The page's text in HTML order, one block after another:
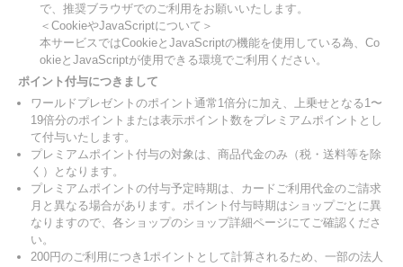
で、推奨ブラウザでのご利用をお願いいたします。
＜CookieやJavaScriptについて＞
本サービスではCookieとJavaScriptの機能を使用している為、Co
okieとJavaScriptが使用できる環境でご利用ください。
ポイント付与につきまして
ワールドプレゼントのポイント通常1倍分に加え、上乗せとなる1〜
19倍分のポイントまたは表示ポイント数をプレミアムポイントとし
て付与いたします。
プレミアムポイント付与の対象は、商品代金のみ（税・送料等を除
く）となります。
プレミアムポイントの付与予定時期は、カードご利用代金のご請求
月と異なる場合があります。ポイント付与時期はショップごとに異
なりますので、各ショップのショップ詳細ページにてご確認くださ
い。
200円のご利用につき1ポイントとして計算されるため、一部の法人